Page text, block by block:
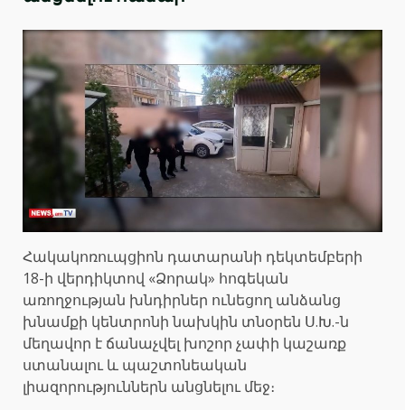
Հակակոռուպցիոն դատարանի դեկտեմբերի
18-ի վերդիկտով «Ձորակ» հոգեկան
առողջության խնդիրներ ունեցող անձանց
խնամքի կենտրոնի նախկին տնօրեն Ս.Խ.-ն
մեղավոր է ճանաչվել խոշոր չափի կաշառք
ստանալու և պաշտոնեական
լիազորություններն անցնելու մեջ։